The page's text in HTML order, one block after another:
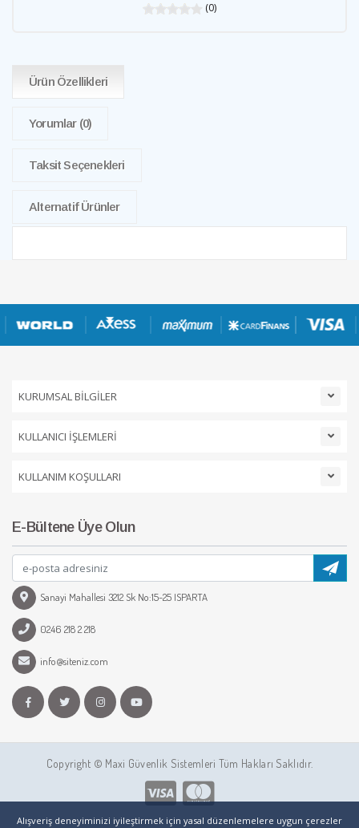
(0)
Ürün Özellikleri
Yorumlar (0)
Taksit Seçenekleri
Alternatif Ürünler
Alışveriş deneyiminizi iyileştirmek için yasal düzenlemelere uygun çerezler
KURUMSAL BİLGİLER
KULLANICI İŞLEMLERİ
KULLANIM KOŞULLARI
E-Bültene Üye Olun
Sanayi Mahallesi 3212 Sk No:15-25 ISPARTA
0246 218 2 218
info@siteniz.com
Copyright © Maxi Güvenlik Sistemleri Tüm Hakları Saklıdır.